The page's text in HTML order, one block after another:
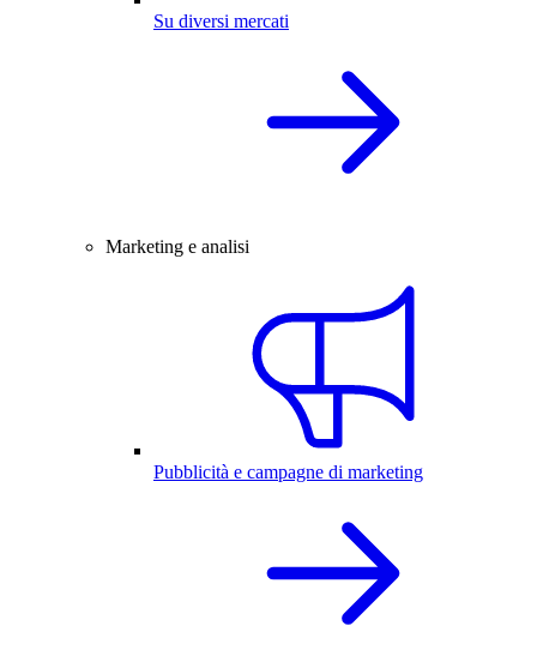
Su diversi mercati
Marketing e analisi
Pubblicità e campagne di marketing